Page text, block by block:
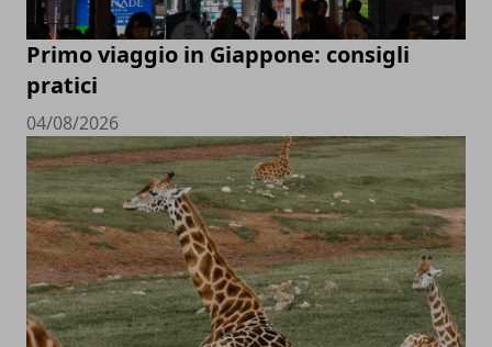
Primo viaggio in Giappone: consigli
pratici
04/08/2026